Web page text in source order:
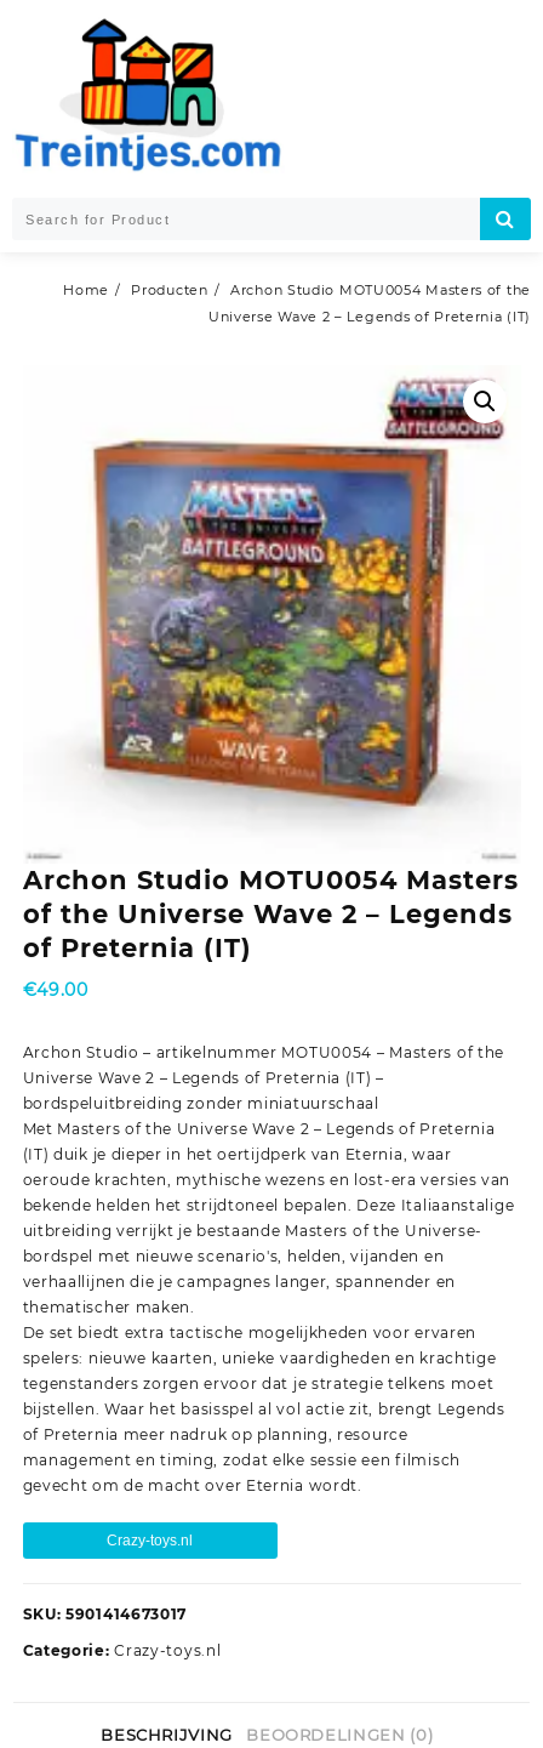
Home Producten
Archon Studio MOTU0054 Masters of the
Universe Wave 2 – Legends of Preternia (IT)
Archon Studio MOTU0054 Masters
of the Universe Wave 2 – Legends
of Preternia (IT)
€49.00
Archon Studio – artikelnummer MOTU0054 – Masters of the
Universe Wave 2 – Legends of Preternia (IT) –
bordspeluitbreiding zonder miniatuurschaal
Met Masters of the Universe Wave 2 – Legends of Preternia
(IT) duik je dieper in het oertijdperk van Eternia, waar
oeroude krachten, mythische wezens en lost-era versies van
bekende helden het strijdtoneel bepalen. Deze Italiaanstalige
uitbreiding verrijkt je bestaande Masters of the Universe-
bordspel met nieuwe scenario's, helden, vijanden en
verhaallijnen die je campagnes langer, spannender en
thematischer maken.
De set biedt extra tactische mogelijkheden voor ervaren
spelers: nieuwe kaarten, unieke vaardigheden en krachtige
tegenstanders zorgen ervoor dat je strategie telkens moet
bijstellen. Waar het basisspel al vol actie zit, brengt Legends
of Preternia meer nadruk op planning, resource
management en timing, zodat elke sessie een filmisch
gevecht om de macht over Eternia wordt.
Crazy-toys.nl
SKU: 5901414673017
Categorie:Crazy-toys.nl
BESCHRIJVING BEOORDELINGEN (0)